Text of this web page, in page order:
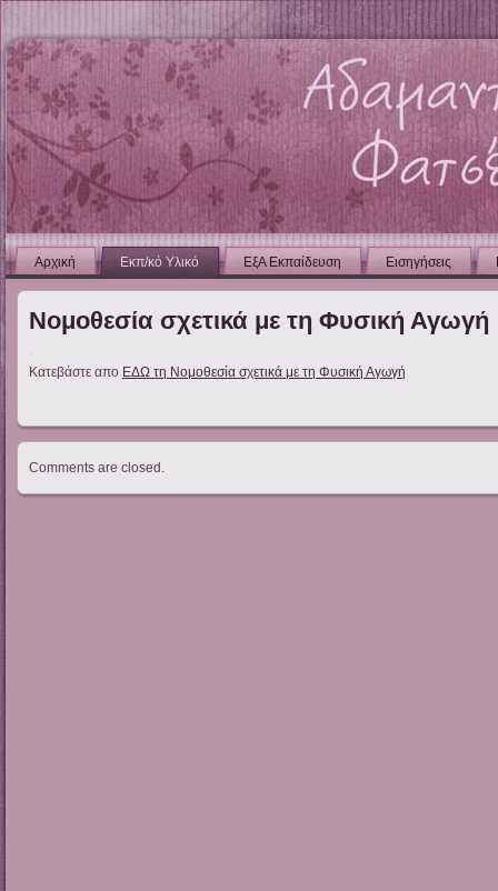
Αρχική Εκπ/κό Υλικό ΕξΑ Εκπαίδευση Εισηγήσεις
Νομοθεσία σχετικά με τη Φυσική Αγωγή
.
Κατεβάστε απο ΕΔΩ τη Νομοθεσία σχετικά με τη Φυσική Αγωγή
Comments are closed.